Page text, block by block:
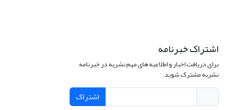
اشتراک خبرنامه
برای دریافت اخبار و اطلاعیه های مهم نشریه در خبرنامه
نشریه مشترک شوید.
اشتراک